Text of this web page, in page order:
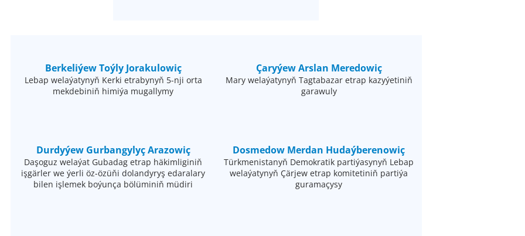
Berkeliýew Toýly Jorakulowiç
Lebap welaýatynyň Kerki etrabynyň 5-nji orta
mekdebiniň himiýa mugallymy
Çaryýew Arslan Meredowiç
Mary welaýatynyň Tagtabazar etrap kazyýetiniň
garawuly
Durdyýew Gurbangylyç Arazowiç
Daşoguz welaýat Gubadag etrap häkimliginiň
işgärler we ýerli öz-özüňi dolandyryş edaralary
bilen işlemek boýunça bölüminiň müdiri
Dosmedow Merdan Hudaýberenowiç
Türkmenistanyň Demokratik partiýasynyň Lebap
welaýatynyň Çärjew etrap komitetiniň partiýa
guramaçysy